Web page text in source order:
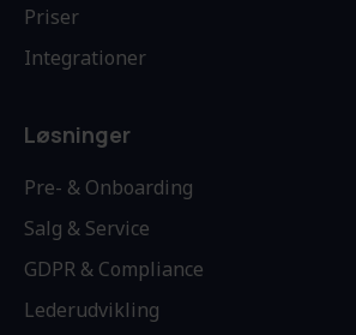
Priser
Integrationer
Løsninger
Pre- & Onboarding
Salg & Service
GDPR & Compliance
Lederudvikling